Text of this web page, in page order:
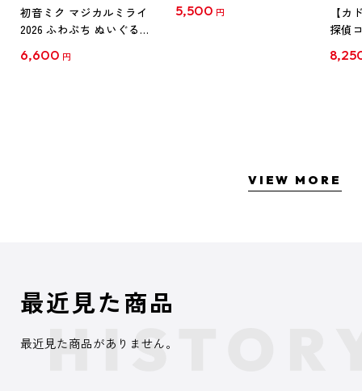
初音ミク マジカルミライ
2026 ふわぷち ぬいぐるみ
6,600 円
5,500 円
【カ
探偵
クリ
VIEW MORE
最近見た商品
最近見た商品がありません。